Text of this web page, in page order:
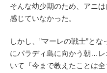
そんな幼少期のため、アニ
感じていなかった。
しかし、”マーレの戦士”と
にパラディ島に向かう朝…
いて『今まで教えたことは